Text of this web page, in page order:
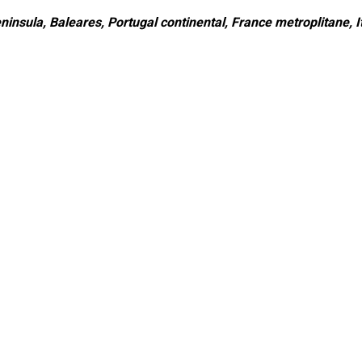
Baleares, Portugal continental, France metroplitane,